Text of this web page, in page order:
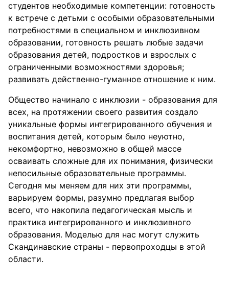
студентов необходимые компетенции: готовность
к встрече с детьми с особыми образовательными
потребностями в специальном и инклюзивном
образовании, готовность решать любые задачи
образования детей, подростков и взрослых с
ограниченными возможностями здоровья;
развивать действенно-гуманное отношение к ним.
Общество начинало с инклюзии - образования для
всех, на протяжении своего развития создало
уникальные формы интегрированного обучения и
воспитания детей, которым было неуютно,
некомфортно, невозможно в общей массе
осваивать сложные для их понимания, физически
непосильные образовательные программы.
Сегодня мы меняем для них эти программы,
варьируем формы, разумно предлагая выбор
всего, что накопила педагогическая мысль и
практика интегрированного и инклюзивного
образования. Моделью для нас могут служить
Скандинавские страны - первопроходцы в этой
области.